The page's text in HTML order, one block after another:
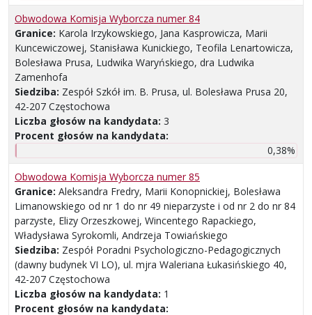
Obwodowa Komisja Wyborcza numer 84
Granice: Karola Irzykowskiego, Jana Kasprowicza, Marii
Kuncewiczowej, Stanisława Kunickiego, Teofila Lenartowicza,
Bolesława Prusa, Ludwika Waryńskiego, dra Ludwika
Zamenhofa
Siedziba: Zespół Szkół im. B. Prusa, ul. Bolesława Prusa 20,
42-207 Częstochowa
Liczba głosów na kandydata: 3
Procent głosów na kandydata:
0,38%
Obwodowa Komisja Wyborcza numer 85
Granice: Aleksandra Fredry, Marii Konopnickiej, Bolesława
Limanowskiego od nr 1 do nr 49 nieparzyste i od nr 2 do nr 84
parzyste, Elizy Orzeszkowej, Wincentego Rapackiego,
Władysława Syrokomli, Andrzeja Towiańskiego
Siedziba: Zespół Poradni Psychologiczno-Pedagogicznych
(dawny budynek VI LO), ul. mjra Waleriana Łukasińskiego 40,
42-207 Częstochowa
Liczba głosów na kandydata: 1
Procent głosów na kandydata: